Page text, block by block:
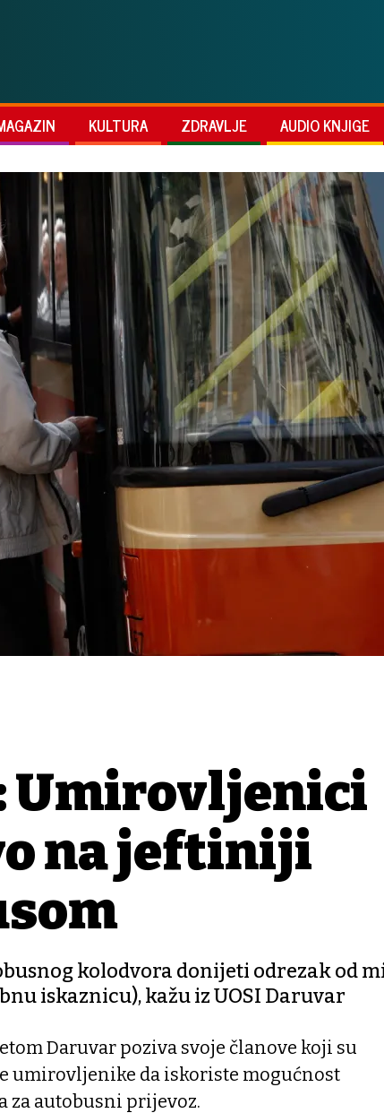
KULTURA ZDRAVLJE AUDIO KNJIGE
Umirovljenici
na jeftiniji
kolodvora donijeti odrezak od
iskaznicu), kažu iz UOSI Daruvar
Daruvar poziva svoje članove koji su
umirovljenike da iskoriste mogućnost
za autobusni prijevoz.